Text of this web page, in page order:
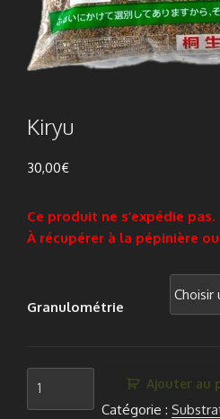
Kiryu
30,00€
Ce produit ne s’expédie pas.
À récupérer à la pépinière
Granulométrie
de
Ajouter au
Catégorie :